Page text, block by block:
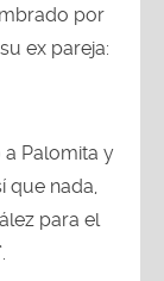
por
ex pareja:
Palomita y
que nada,
para el